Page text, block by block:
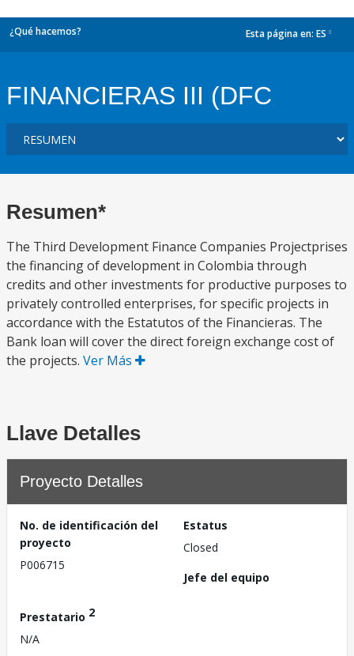
¿Qué hacemos? Esta página en: ES
FINANCIERAS III (DFC
Resumen*
The Third Development Finance Companies Projectprises
the financing of development in Colombia through
credits and other investments for productive purposes to
privately controlled enterprises, for specific projects in
accordance with the Estatutos of the Financieras. The
Bank loan will cover the direct foreign exchange cost of
the projects. Ver Más
Llave Detalles
Proyecto Detalles
No. de identificación del
proyecto
P006715
Estatus
Closed
Jefe del equipo
Prestatario 2
N/A